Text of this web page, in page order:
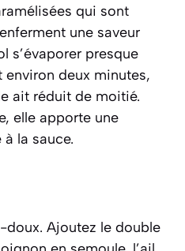
qui sont
une saveur
s’évaporer presque
deux minutes,
ait réduit de moitié.
elle apporte une
la sauce.
doux. Ajoutez le double